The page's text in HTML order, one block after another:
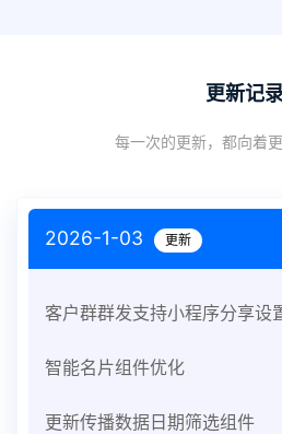
更新记
每一次的更新，都向着
2026-1-03 更新
客户群群发支持小程序分享设
智能名片组件优化
更新传播数据日期筛选组件